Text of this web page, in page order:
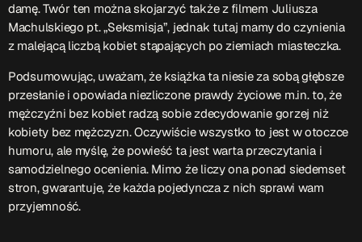
Audycja
Serwis Informacyjny
18:00 - 18:05
damę. Twór ten można skojarzyć także z filmem Juliusza
Machulskiego pt.„Seksmisja”, jednak tutaj mamy do czynienia
z malejącą liczbą kobiet stąpających po ziemiach miasteczka.
Podsumowując, uważam, że książka ta niesie za sobą głębsze
przesłanie i opowiada niezliczone prawdy życiowe m.in. to, że
mężczyźni bez kobiet radzą sobie zdecydowanie gorzej niż
kobiety bez mężczyzn. Oczywiście wszystko to jest w otoczce
humoru, ale myślę, że powieść ta jest warta przeczytania i
samodzielnego ocenienia. Mimo że liczy ona ponad siedemset
stron, gwarantuje, że każda pojedyncza z nich sprawi wam
przyjemność.